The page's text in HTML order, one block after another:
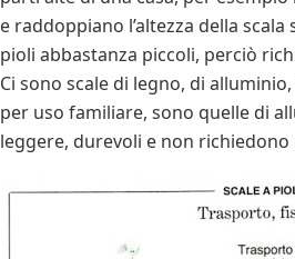
e raddoppiano l’altezza della
pioli abbastanza piccoli, perciò
Ci sono scale di legno, di
per uso familiare, sono quelle di
leggere, durevoli e non